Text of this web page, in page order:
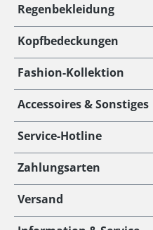
Regenbekleidung
Kopfbedeckungen
Fashion-Kollektion
Accessoires & Sonstiges
Service-Hotline
Zahlungsarten
Versand